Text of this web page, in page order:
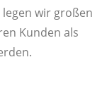
wir großen
Kunden als